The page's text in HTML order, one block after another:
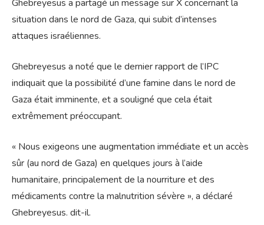
Ghebreyesus a partagé un message sur X concernant la
situation dans le nord de Gaza, qui subit d’intenses
attaques israéliennes.
Ghebreyesus a noté que le dernier rapport de l’IPC
indiquait que la possibilité d’une famine dans le nord de
Gaza était imminente, et a souligné que cela était
extrêmement préoccupant.
« Nous exigeons une augmentation immédiate et un accès
sûr (au nord de Gaza) en quelques jours à l’aide
humanitaire, principalement de la nourriture et des
médicaments contre la malnutrition sévère », a déclaré
Ghebreyesus. dit-il.